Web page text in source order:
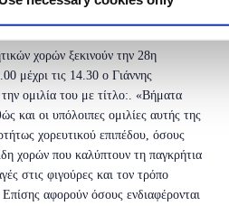
έρευνα του αλλά και
Κρητικούς.
χορών ξεκινούν την 28η
μέχρι τις 14.30 ο Γιάννης
ομιλία του με τίτλο:. «Βήματα
και οι υπόλοιπες ομιλίες αυτής της
χορευτικού επιπέδου, όσους
χορών που καλύπτουν τη παγκρήτια
στις φιγούρες και τον τρόπο
αφορούν όσους ενδιαφέρονται